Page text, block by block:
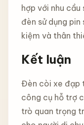
hợp với nhu cầu
đèn sử dụng
kiệm và thân
Kết luận
Đèn còi xe đạp
công cụ hỗ trợ
trò quan trọng